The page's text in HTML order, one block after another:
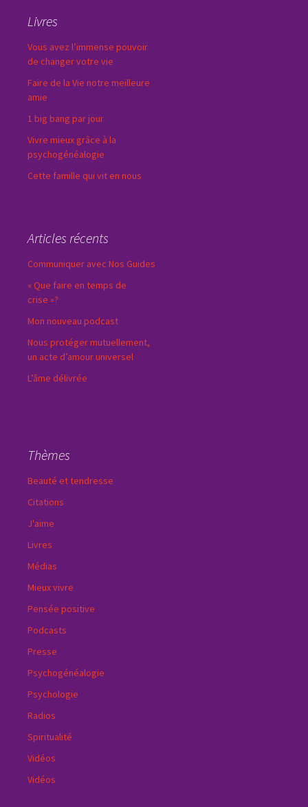
Livres
Vous avez l’immense pouvoir
de changer votre vie
Faire de la Vie notre meilleure
amie
1 big bang par jour
Vivre mieux grâce à la
psychogénéalogie
Cette famille qui vit en nous
Articles récents
Communiquer avec Nos Guides
« Que faire en temps de
crise »?
Mon nouveau podcast
Nous protéger mutuellement,
un acte d’amour universel
L’âme délivrée
Thèmes
Beauté et tendresse
Citations
J'aime
Livres
Médias
Mieux vivre
Pensée positive
Podcasts
Presse
Psychogénéalogie
Psychologie
Radios
Spiritualité
Vidéos
Vidéos